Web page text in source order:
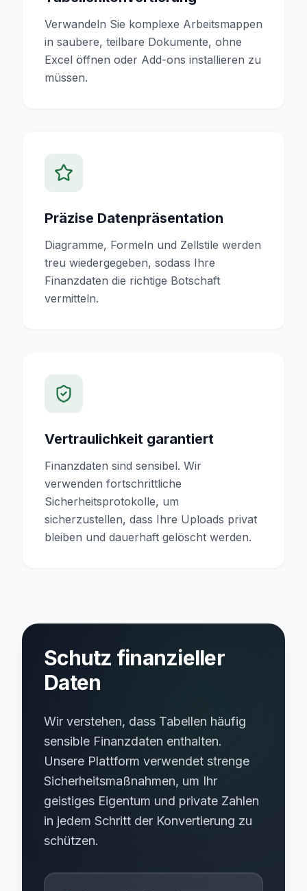
Verwandeln Sie komplexe Arbeitsmappen
in saubere, teilbare Dokumente, ohne
Excel öffnen oder Add-ons installieren zu
müssen.
Präzise Datenpräsentation
Diagramme, Formeln und Zellstile werden
treu wiedergegeben, sodass Ihre
Finanzdaten die richtige Botschaft
vermitteln.
Vertraulichkeit garantiert
Finanzdaten sind sensibel. Wir
verwenden fortschrittliche
Sicherheitsprotokolle, um
sicherzustellen, dass Ihre Uploads privat
bleiben und dauerhaft gelöscht werden.
Schutz finanzieller
Daten
Wir verstehen, dass Tabellen häufig
sensible Finanzdaten enthalten.
Unsere Plattform verwendet strenge
Sicherheitsmaßnahmen, um Ihr
geistiges Eigentum und private Zahlen
in jedem Schritt der Konvertierung zu
schützen.